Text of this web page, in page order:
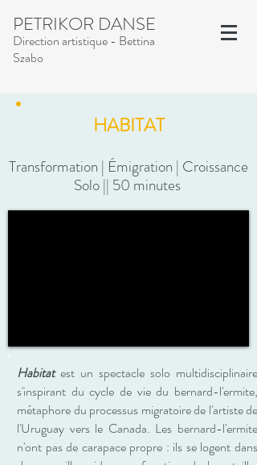
PETRIKOR DANSE
Direction artistique - Bettina
Szabo
HABITAT
Transformation | Émigration | Croissance
Solo || 50 minutes
Habitatest un spectacle solo multidisciplinaire
s'inspirant du cycle de vie du bernard-l'ermite,
métaphore du processus migratoire de l'artiste de
l'Uruguay vers le Canada. Les bernard-l'ermite
n'ont pas de carapace propre : ils se logent dans